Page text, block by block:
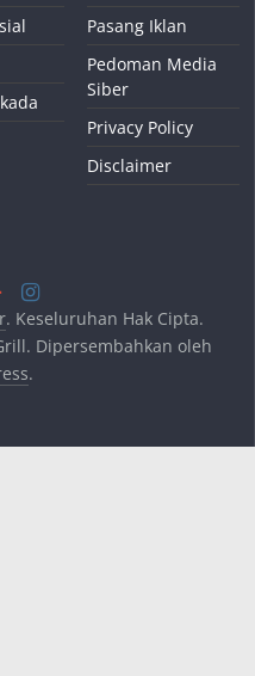
Pasang Iklan
Pedoman Media
Siber
Privacy Policy
Disclaimer
. Keseluruhan Hak Cipta.
Dipersembahkan oleh
.